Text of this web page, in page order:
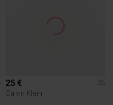
25 €
36
Calvin Klein